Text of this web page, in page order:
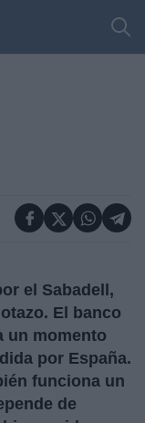
el Sabadell,
El banco
un momento
por España.
funciona un
de